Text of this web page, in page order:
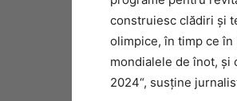
construiesc clădiri şi
olimpice, în timp ce în
mondialele de înot, şi
2024“, susţine